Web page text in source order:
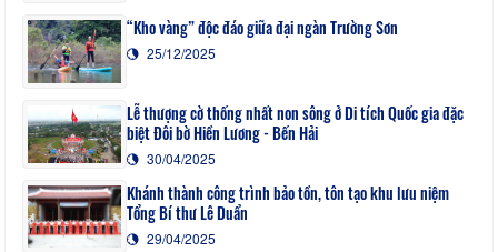
“Kho vàng” độc đáo giữa đại ngàn Trường Sơn
25/12/2025
Lễ thượng cờ thống nhất non sông ở Di tích Quốc gia đặc
biệt Đôi bờ Hiền Lương - Bến Hải
30/04/2025
Khánh thành công trình bảo tồn, tôn tạo khu lưu niệm
Tổng Bí thư Lê Duẩn
29/04/2025